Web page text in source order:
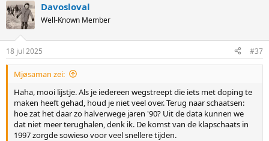
c
t
i
s
:
Davosloval
Well-Known Member
18 jul 2025 #37
Mjøsaman zei:
Haha, mooi lijstje. Als je iedereen wegstreept die iets met doping te
maken heeft gehad, houd je niet veel over. Terug naar schaatsen:
hoe zat het daar zo halverwege jaren '90? Uit de data kunnen we
dat niet meer terughalen, denk ik. De komst van de klapschaats in
1997 zorgde sowieso voor veel snellere tijden.